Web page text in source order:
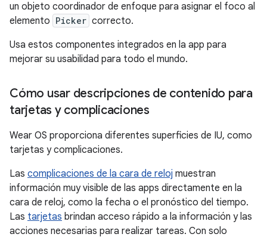
un objeto coordinador de enfoque para asignar el foco al
elemento Picker correcto.
Usa estos componentes integrados en la app para
mejorar su usabilidad para todo el mundo.
Cómo usar descripciones de contenido para
tarjetas y complicaciones
Wear OS proporciona diferentes superficies de IU, como
tarjetas y complicaciones.
Las complicaciones de la cara de reloj muestran
información muy visible de las apps directamente en la
cara de reloj, como la fecha o el pronóstico del tiempo.
Las tarjetas brindan acceso rápido a la información y las
acciones necesarias para realizar tareas. Con solo